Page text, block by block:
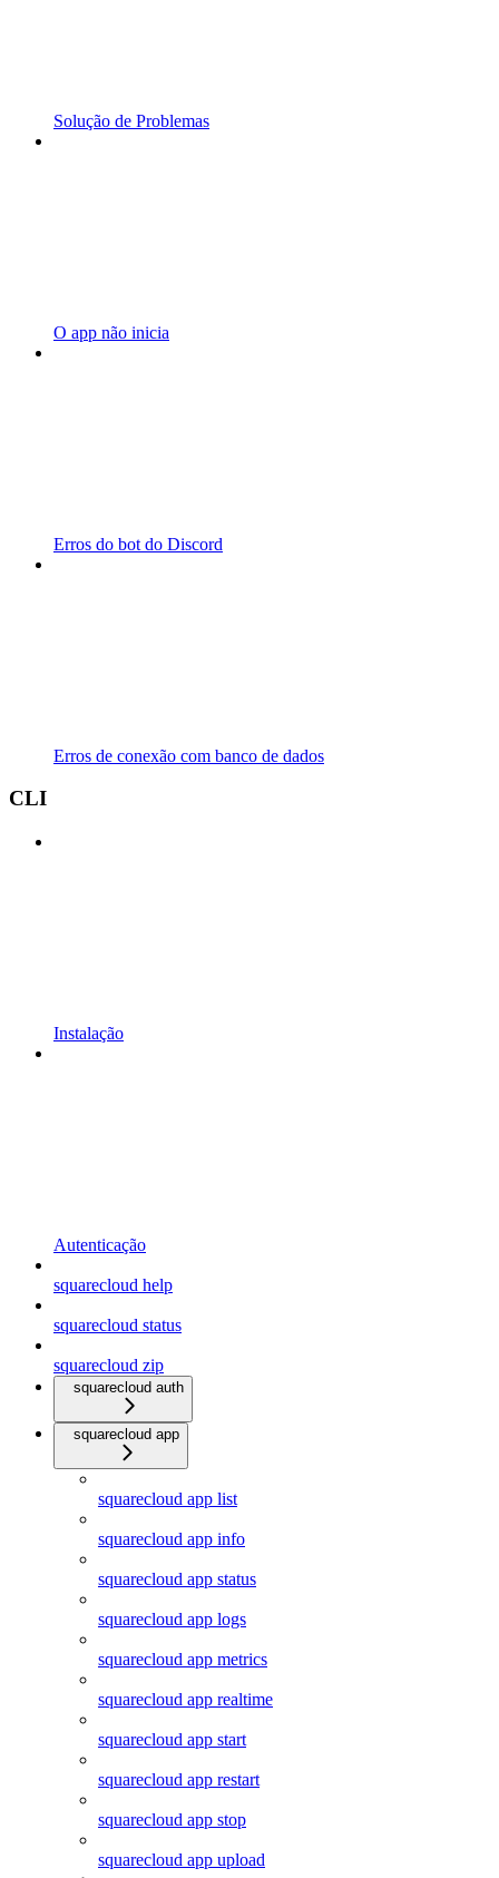
Solução de Problemas
O app não inicia
Erros do bot do Discord
Erros de conexão com banco de dados
CLI
Instalação
Autenticação
squarecloud help
squarecloud status
squarecloud zip
squarecloud auth
squarecloud app
squarecloud app list
squarecloud app info
squarecloud app status
squarecloud app logs
squarecloud app metrics
squarecloud app realtime
squarecloud app start
squarecloud app restart
squarecloud app stop
squarecloud app upload